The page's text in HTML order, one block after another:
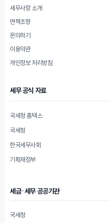
세무사랑 소개
면책조항
문의하기
이용약관
개인정보 처리방침
세무 공식 자료
국세청 홈택스
국세청
한국세무사회
기획재정부
세금·세무 공공기관
국세청